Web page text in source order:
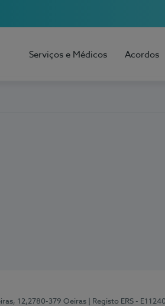
Serviços e Médicos Acordos
12,2780-379 Oeiras | Registo ERS -